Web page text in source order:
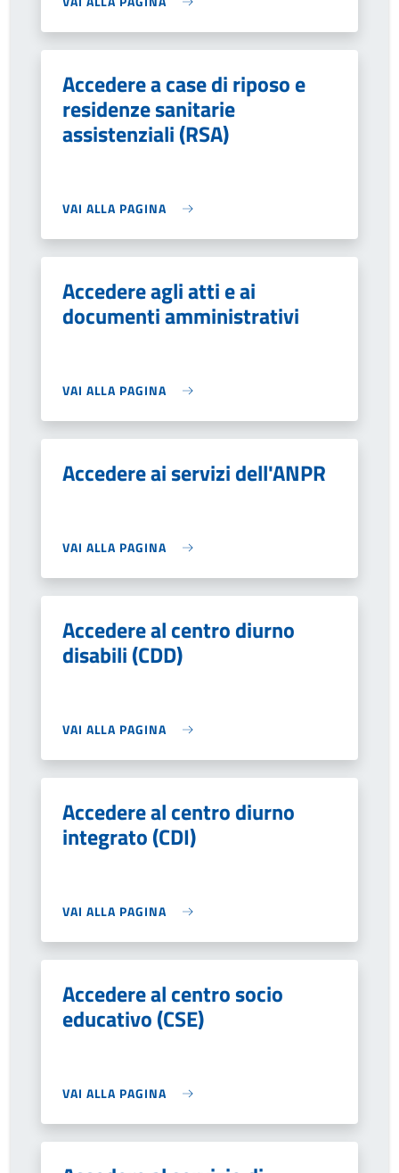
Accedere a case di riposo e
residenze sanitarie
assistenziali (RSA)
VAI ALLA PAGINA
Accedere agli atti e ai
documenti amministrativi
VAI ALLA PAGINA
Accedere ai servizi dell'ANPR
VAI ALLA PAGINA
Accedere al centro diurno
disabili (CDD)
VAI ALLA PAGINA
Accedere al centro diurno
integrato (CDI)
VAI ALLA PAGINA
Accedere al centro socio
educativo (CSE)
VAI ALLA PAGINA